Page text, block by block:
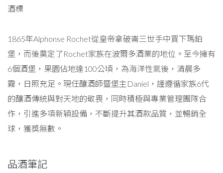
酒標
1865年Alphonse Rochet從皇帝拿破崙三世手中買下瑪鉑
堡，而後奠定了Rochet家族在波爾多酒業的地位。至今擁有
6個酒堡，果園佔地達100公頃，為海洋性氣後，清晨多
霧，日照充足。現任釀酒師暨堡主Daniel，謹遵循家族6代
的釀酒傳統與對天地的敬畏，同時積極與專業管理團隊合
作，引進多項新穎設備，不斷提升其酒款品質，並暢銷全
球，獲獎無數。
品酒筆記